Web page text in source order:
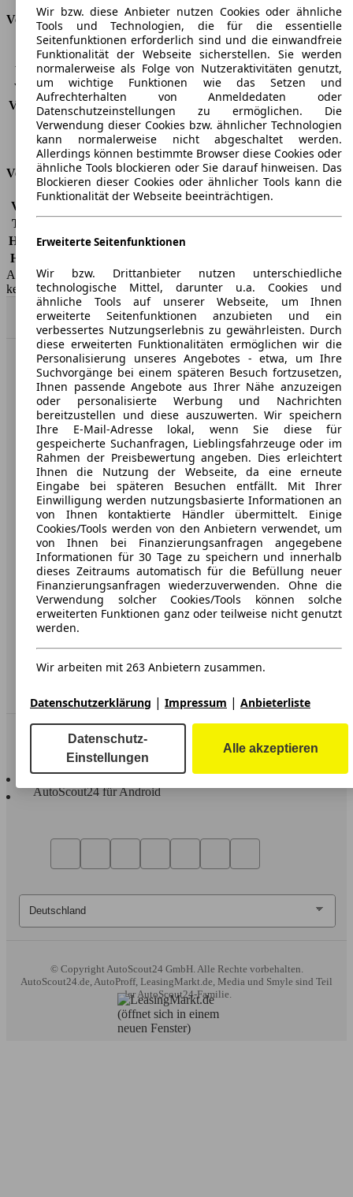
Verbrauch
CO2 Emissionen*
114 g/km (komb.)
Verbrauch (Stadt)
5,4 l/100km
Verbrauch (Land)
3,8 l/100km
Verbrauch (komb.)* 4,3 l/100km
Schadstoffklasse
EU5
Tankinhalt
53 l
Versicherungsklassen
Vollkasko
Teilkasko
Haftpflicht -
HSN/TSN
AutoScout24 GmbH übernimmt für die Richtigkeit der Angaben
keine Gewähr.
Nach Oben
AutoScout24: Europaweit der größte Online-Automarkt.
Unternehmen
Über AutoScout24
Presse
Karriere
Werbung
AGB
Datenschutz
Impressum
Erklärung zur Barrierefreiheit
Service
In Verbindung bleiben
AutoScout24 für iOS
AutoScout24 für Android
© Copyright AutoScout24 GmbH. Alle Rechte vorbehalten.
AutoScout24.de, AutoProff, LeasingMarkt.de, Media und Smyle sind Teil
der AutoScout24-Familie.
Wir bzw. diese Anbieter nutzen Cookies oder ähnliche
Tools und Technologien, die für die essentielle
Seitenfunktionen erforderlich sind und die einwandfreie
Funktionalität der Webseite sicherstellen. Sie werden
normalerweise als Folge von Nutzeraktivitäten genutzt,
um wichtige Funktionen wie das Setzen und
Aufrechterhalten von Anmeldedaten oder
Datenschutzeinstellungen zu ermöglichen. Die
Verwendung dieser Cookies bzw. ähnlicher Technologien
kann normalerweise nicht abgeschaltet werden.
Allerdings können bestimmte Browser diese Cookies oder
ähnliche Tools blockieren oder Sie darauf hinweisen. Das
Blockieren dieser Cookies oder ähnlicher Tools kann die
Funktionalität der Webseite beeinträchtigen.
Erweiterte Seitenfunktionen
Wir bzw. Drittanbieter nutzen unterschiedliche
technologische Mittel, darunter u.a. Cookies und
ähnliche Tools auf unserer Webseite, um Ihnen
erweiterte Seitenfunktionen anzubieten und ein
verbessertes Nutzungserlebnis zu gewährleisten. Durch
diese erweiterten Funktionalitäten ermöglichen wir die
Personalisierung unseres Angebotes - etwa, um Ihre
Suchvorgänge bei einem späteren Besuch fortzusetzen,
Ihnen passende Angebote aus Ihrer Nähe anzuzeigen
oder personalisierte Werbung und Nachrichten
bereitzustellen und diese auszuwerten. Wir speichern
Ihre E-Mail-Adresse lokal, wenn Sie diese für
gespeicherte Suchanfragen, Lieblingsfahrzeuge oder im
Rahmen der Preisbewertung angeben. Dies erleichtert
Ihnen die Nutzung der Webseite, da eine erneute
Eingabe bei späteren Besuchen entfällt. Mit Ihrer
Einwilligung werden nutzungsbasierte Informationen an
von Ihnen kontaktierte Händler übermittelt. Einige
Cookies/Tools werden von den Anbietern verwendet, um
von Ihnen bei Finanzierungsanfragen angegebene
Informationen für 30 Tage zu speichern und innerhalb
dieses Zeitraums automatisch für die Befüllung neuer
Finanzierungsanfragen wiederzuverwenden. Ohne die
Verwendung solcher Cookies/Tools können solche
erweiterten Funktionen ganz oder teilweise nicht genutzt
werden.
Wir arbeiten mit 263 Anbietern zusammen.
Datenschutzerklärung | Impressum | Anbieterliste
Datenschutz-
Einstellungen
Alle akzeptieren